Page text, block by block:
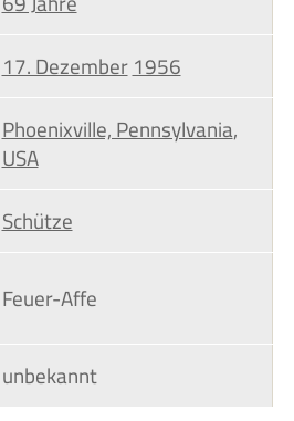
17. Dezember1956
Phoenixville, Pennsylvania,
USA
Schütze
Feuer-Affe
unbekannt